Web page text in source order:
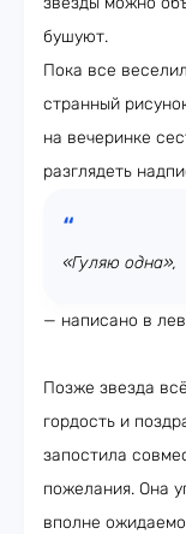
бушуют.
Пока все
странный
на вечеринке
разглядеть
«Гуляю одна»,
— написано в
Позже звезда
гордость и
запостила
пожелания. Она
вполне